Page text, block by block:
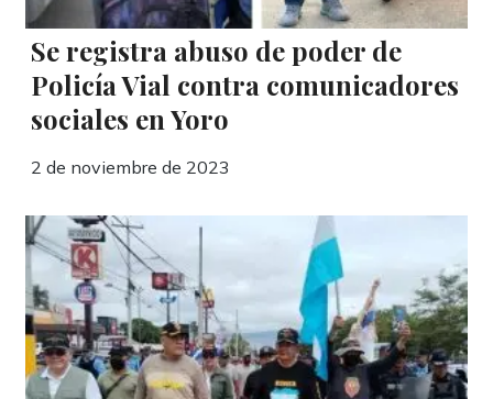
Se registra abuso de poder de
Policía Vial contra comunicadores
sociales en Yoro
2 de noviembre de 2023